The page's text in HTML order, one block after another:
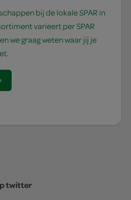
bij de lokale SPAR in
varieert per SPAR
we graag weten waar jij je
twitter